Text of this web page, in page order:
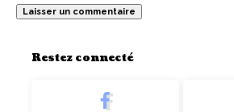
Restez connecté